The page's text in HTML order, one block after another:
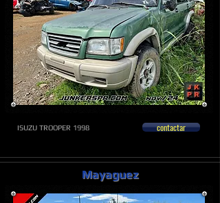
ISUZU TROOPER 1998 contactar
Mayaguez